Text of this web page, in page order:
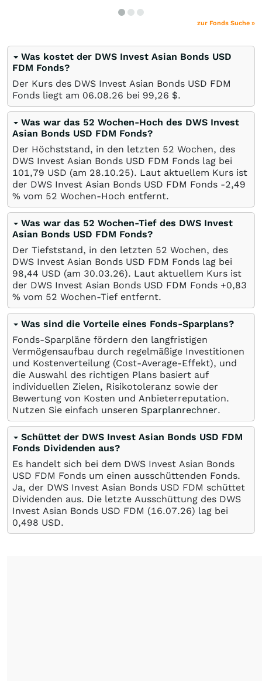
zur Fonds Suche »
Was kostet der DWS Invest Asian Bonds USD
FDM Fonds?
Der Kurs des DWS Invest Asian Bonds USD FDM
Fonds liegt am 06.08.26 bei 99,26 $.
Was war das 52 Wochen-Hoch des DWS Invest
Asian Bonds USD FDM Fonds?
Der Höchststand, in den letzten 52 Wochen, des
DWS Invest Asian Bonds USD FDM Fonds lag bei
101,79 USD (am 28.10.25). Laut aktuellem Kurs ist
der DWS Invest Asian Bonds USD FDM Fonds -2,49
% vom 52 Wochen-Hoch entfernt.
Was war das 52 Wochen-Tief des DWS Invest
Asian Bonds USD FDM Fonds?
Der Tiefststand, in den letzten 52 Wochen, des
DWS Invest Asian Bonds USD FDM Fonds lag bei
98,44 USD (am 30.03.26). Laut aktuellem Kurs ist
der DWS Invest Asian Bonds USD FDM Fonds +0,83
% vom 52 Wochen-Tief entfernt.
Was sind die Vorteile eines Fonds-Sparplans?
Fonds-Sparpläne fördern den langfristigen
Vermögensaufbau durch regelmäßige Investitionen
und Kostenverteilung (Cost-Average-Effekt), und
die Auswahl des richtigen Plans basiert auf
individuellen Zielen, Risikotoleranz sowie der
Bewertung von Kosten und Anbieterreputation.
Nutzen Sie einfach unseren Sparplanrechner.
Schüttet der DWS Invest Asian Bonds USD FDM
Fonds Dividenden aus?
Es handelt sich bei dem DWS Invest Asian Bonds
USD FDM Fonds um einen ausschüttenden Fonds.
Ja, der DWS Invest Asian Bonds USD FDM schüttet
Dividenden aus. Die letzte Ausschüttung des DWS
Invest Asian Bonds USD FDM (16.07.26) lag bei
0,498 USD.